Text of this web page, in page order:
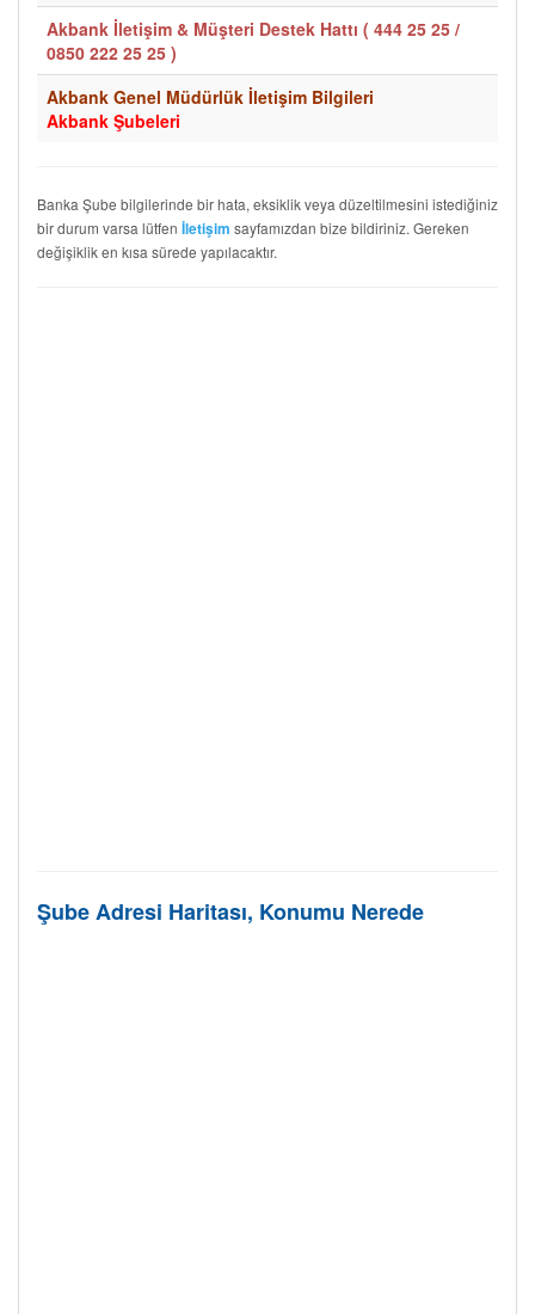
Akbank İletişim & Müşteri Destek Hattı ( 444 25 25 /
0850 222 25 25 )
Akbank Genel Müdürlük İletişim Bilgileri
Akbank Şubeleri
Banka Şube bilgilerinde bir hata, eksiklik veya düzeltilmesini istediğiniz
bir durum varsa lütfen İletişim sayfamızdan bize bildiriniz. Gereken
değişiklik en kısa sürede yapılacaktır.
Şube Adresi Haritası, Konumu Nerede